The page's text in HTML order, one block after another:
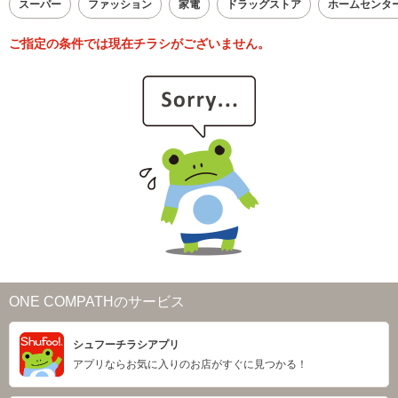
スーパー ファッション 家電 ドラッグストア ホームセンタ
ご指定の条件では現在チラシがございません。
ONE COMPATHのサービス
シュフーチラシアプリ
アプリならお気に入りのお店がすぐに見つかる！